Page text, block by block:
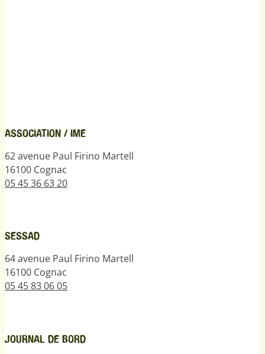
ASSOCIATION / IME
62 avenue Paul Firino Martell
16100 Cognac
05 45 36 63 20
SESSAD
64 avenue Paul Firino Martell
16100 Cognac
05 45 83 06 05
JOURNAL DE BORD